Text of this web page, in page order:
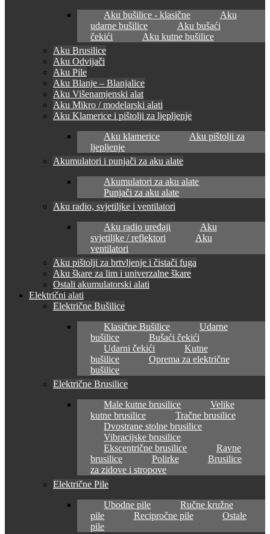
Aku bušilice - klasične
Aku
udarne bušilice
Aku bušaći
čekići
Aku kutne bušilice
Aku Brusilice
Aku Odvijači
Aku Pile
Aku Blanje – Blanjalice
Aku Višenamjenski alat
Aku Mikro / modelarski alati
Aku Klamerice i pištolji za ljepljenje
Aku klamerice
Aku pištolji za
ljepljenje
Akumulatori i punjači za aku alate
Akumulatori za aku alate
Punjači za aku alate
Aku radio, svjetiljke i ventilatori
Aku radio uređaji
Aku
svjetiljke / reflektori
Aku
ventilatori
Aku pištolji za brtvljenje i čistači fuga
Aku škare za lim i univerzalne škare
Ostali akumulatorski alati
Električni alati
Električne Bušilice
Klasične Bušilice
Udarne
bušilice
Bušaći čekići
Udarni čekići
Kutne
bušilice
Oprema za električne
bušilice
Električne Brusilice
Male kutne brusilice
Velike
kutne brusilice
Tračne brusilice
Dvostrane stolne brusilice
Vibracijske brusilice
Ekscentrične brusilice
Ravne
brusilice
Polirke
Brusilice
za zidove i stropove
Električne Pile
Ubodne pile
Ručne kružne
pile
Recipročne pile
Ostale
pile